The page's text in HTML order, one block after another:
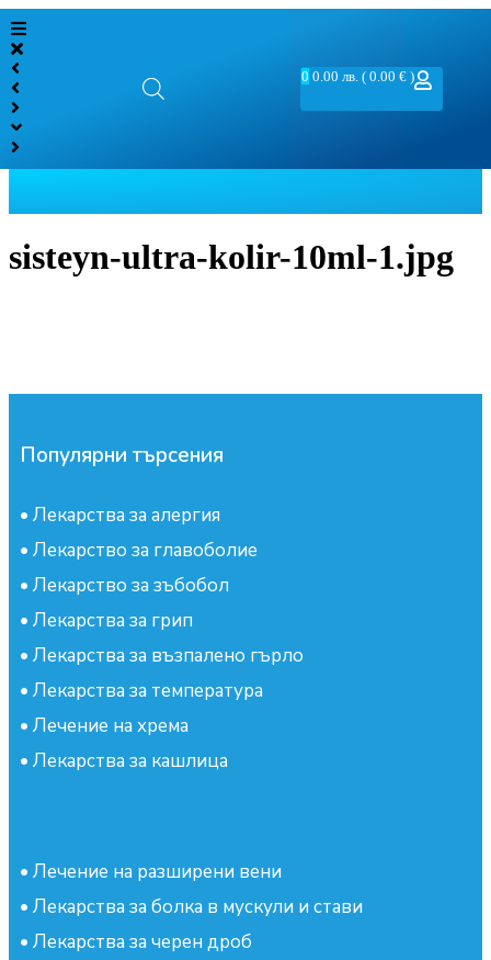
0 0.00лв. ( 0.00 € )
sisteyn-ultra-kolir-10ml-1.jpg
Популярни търсения
• Лекарства за алергия
• Лекарство за главоболие
• Лекарство за зъбобол
• Лекарства за грип
• Лекарства за възпалено гърло
• Лекарства за температура
• Лечение на хрема
• Лекарства за кашлица
• Лечение на разширени вени
• Лекарства за болка в мускули и стави
• Лекарства за черен дроб